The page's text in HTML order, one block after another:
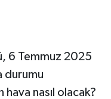
6 Temmuz 2025
durumu
hava nasıl olacak?